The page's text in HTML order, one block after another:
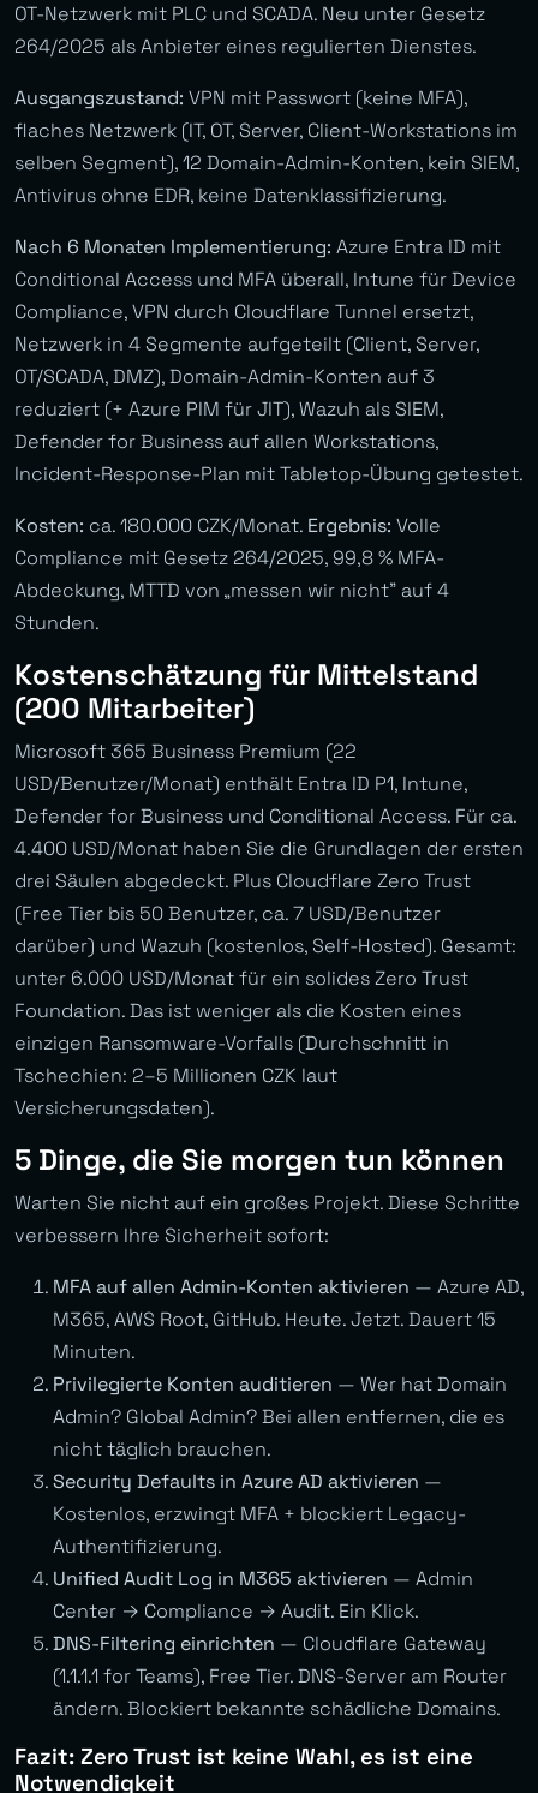
OT-Netzwerk mit PLC und SCADA. Neu unter Gesetz
264/2025 als Anbieter eines regulierten Dienstes.
Ausgangszustand: VPN mit Passwort (keine MFA),
flaches Netzwerk (IT, OT, Server, Client-Workstations im
selben Segment), 12 Domain-Admin-Konten, kein SIEM,
Antivirus ohne EDR, keine Datenklassifizierung.
Nach 6 Monaten Implementierung: Azure Entra ID mit
Conditional Access und MFA überall, Intune für Device
Compliance, VPN durch Cloudflare Tunnel ersetzt,
Netzwerk in 4 Segmente aufgeteilt (Client, Server,
OT/SCADA, DMZ), Domain-Admin-Konten auf 3
reduziert (+ Azure PIM für JIT), Wazuh als SIEM,
Defender for Business auf allen Workstations,
Incident-Response-Plan mit Tabletop-Übung getestet.
Kosten: ca. 180.000 CZK/Monat. Ergebnis: Volle
Compliance mit Gesetz 264/2025, 99,8 % MFA-
Abdeckung, MTTD von „messen wir nicht” auf 4
Stunden.
Kostenschätzung für Mittelstand
(200 Mitarbeiter)
Microsoft 365 Business Premium (22
USD/Benutzer/Monat) enthält Entra ID P1, Intune,
Defender for Business und Conditional Access. Für ca.
4.400 USD/Monat haben Sie die Grundlagen der ersten
drei Säulen abgedeckt. Plus Cloudflare Zero Trust
(Free Tier bis 50 Benutzer, ca. 7 USD/Benutzer
darüber) und Wazuh (kostenlos, Self-Hosted). Gesamt:
unter 6.000 USD/Monat für ein solides Zero Trust
Foundation. Das ist weniger als die Kosten eines
einzigen Ransomware-Vorfalls (Durchschnitt in
Tschechien: 2–5 Millionen CZK laut
Versicherungsdaten).
5 Dinge, die Sie morgen tun können
Warten Sie nicht auf ein großes Projekt. Diese Schritte
verbessern Ihre Sicherheit sofort:
MFA auf allen Admin-Konten aktivieren — Azure AD,
M365, AWS Root, GitHub. Heute. Jetzt. Dauert 15
Minuten.
Privilegierte Konten auditieren — Wer hat Domain
Admin? Global Admin? Bei allen entfernen, die es
nicht täglich brauchen.
Security Defaults in Azure AD aktivieren —
Kostenlos, erzwingt MFA + blockiert Legacy-
Authentifizierung.
Unified Audit Log in M365 aktivieren — Admin
Center → Compliance → Audit. Ein Klick.
DNS-Filtering einrichten — Cloudflare Gateway
(1.1.1.1 for Teams), Free Tier. DNS-Server am Router
ändern. Blockiert bekannte schädliche Domains.
Fazit: Zero Trust ist keine Wahl, es ist eine
Notwendigkeit